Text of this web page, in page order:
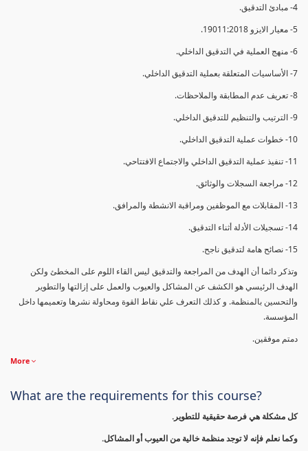
4- مبادئ التدقيق.
5- معيار الايزو 19011:2018.
6- منهج العملية في التدقيق الداخلي.
7- الأساسيات المتعلقة بعملية التدقيق الداخلي.
8- تعريف عدم المطابقة والملاحظات.
9- الترتيب والتنظيم للتدقيق الداخلي.
10- خطوات عملية التدقيق الداخلي.
11- تنفيذ عملية التدقيق الداخلي والاجتماع الافتتاحي.
12- مراجعة السجلات والوثائق.
13- المقابلات مع الموظفين ومراقبة الانشطة والمرافق.
14- تسجيلات الأدلة أثناء التدقيق.
15- نصائح هامة لتدقيق ناجح.
وتذكر دائما أن الهدف من المراجعة والتدقيق ليس القاء اللوم على المخطئ ولكن
الهدف الرئيسي هو الكشف عن المشاكل والعيوب والعمل على إزالتها والتطوير
والتحسين بالمنظمة. و كذلك التعرف علي نقاط القوة ومحاولة نشرها وتعميمها داخل
المؤسسة.
دمتم موفقين.
More
What are the requirements for this course?
كل مشكلة هي فرصة حقيقية للتطوير.
وكما نعلم فإنه لا توجد منظمة خالية من العيوب أو المشاكل.